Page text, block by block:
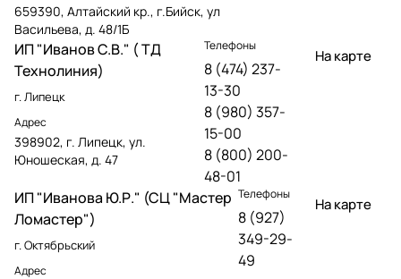
659390, Алтайский кр., г.Бийск, ул
Васильева, д. 48/1Б
ИП "Иванов С.В." ( ТД
Технолиния)
г. Липецк
Адрес
398902, г. Липецк, ул.
Юношеская, д. 47
Телефоны
8 (474) 237-
13-30
8 (980) 357-
15-00
8 (800) 200-
48-01
На карте
ИП "Иванова Ю.Р." (СЦ "Мастер
Ломастер")
г. Октябрьский
Адрес
Телефоны
8 (927)
349-29-
49
На карте